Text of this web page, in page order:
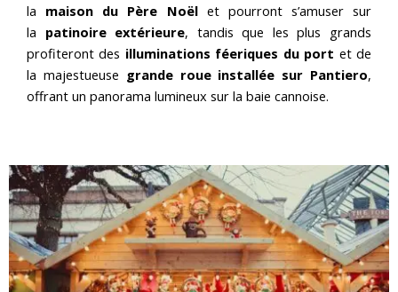
la maison du Père Noëlet pourront s’amuser sur
la patinoire extérieure, tandis que les plus grands
profiteront des illuminations féeriques du port et de
la majestueuse grande roue installée sur Pantiero,
offrant un panorama lumineux sur la baie cannoise.